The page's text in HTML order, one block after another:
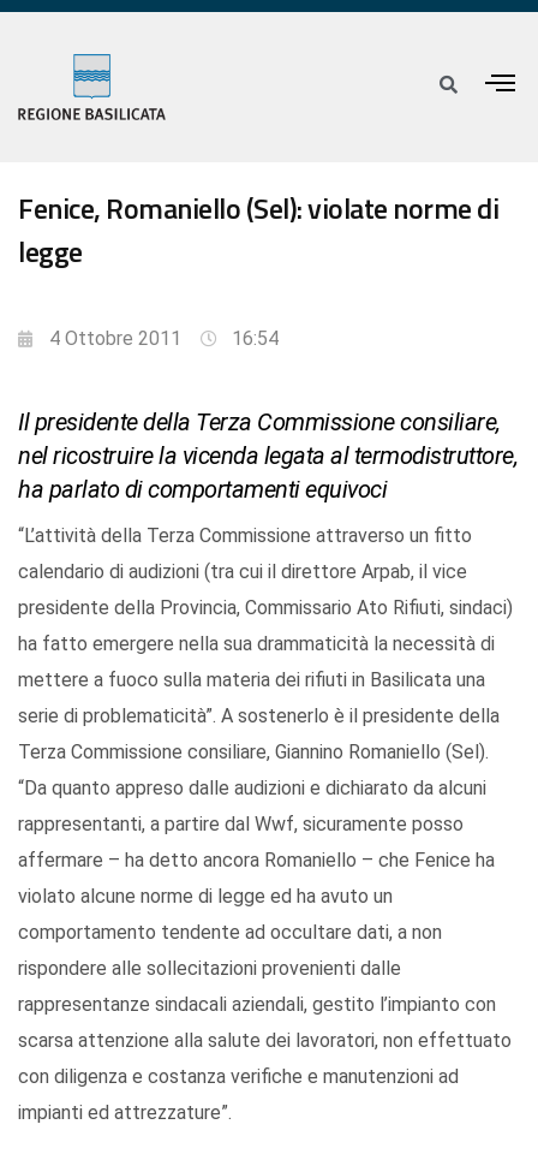
Fenice, Romaniello (Sel): violate norme di
legge
4 Ottobre 2011 16:54
Il presidente della Terza Commissione consiliare,
nel ricostruire la vicenda legata al termodistruttore,
ha parlato di comportamenti equivoci
“L’attività della Terza Commissione attraverso un fitto
calendario di audizioni (tra cui il direttore Arpab, il vice
presidente della Provincia, Commissario Ato Rifiuti, sindaci)
ha fatto emergere nella sua drammaticità la necessità di
mettere a fuoco sulla materia dei rifiuti in Basilicata una
serie di problematicità”. A sostenerlo è il presidente della
Terza Commissione consiliare, Giannino Romaniello (Sel).
“Da quanto appreso dalle audizioni e dichiarato da alcuni
rappresentanti, a partire dal Wwf, sicuramente posso
affermare – ha detto ancora Romaniello – che Fenice ha
violato alcune norme di legge ed ha avuto un
comportamento tendente ad occultare dati, a non
rispondere alle sollecitazioni provenienti dalle
rappresentanze sindacali aziendali, gestito l’impianto con
scarsa attenzione alla salute dei lavoratori, non effettuato
con diligenza e costanza verifiche e manutenzioni ad
impianti ed attrezzature”.